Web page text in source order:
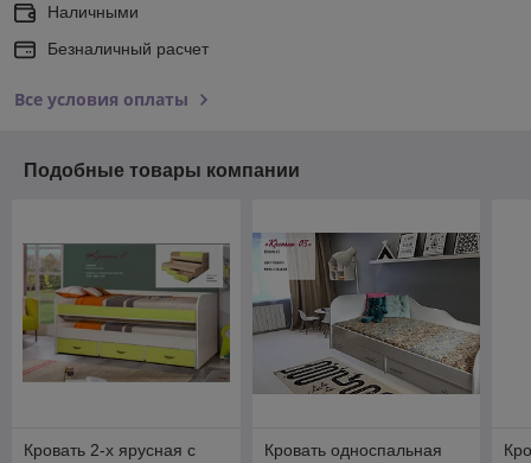
Наличными
Безналичный расчет
Все условия оплаты
Подобные товары компании
Кровать 2-х ярусная с
Кровать односпальная